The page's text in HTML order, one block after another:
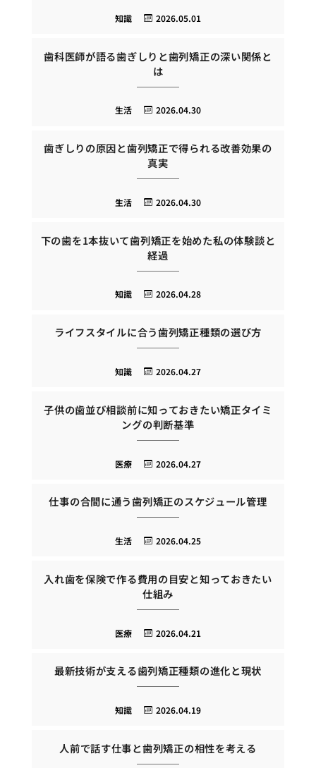
2026.05.01
知識
歯科医師が語る歯ぎしりと歯列矯正の深い関係と
は
2026.04.30
生活
歯ぎしりの原因と歯列矯正で得られる改善効果の
真実
2026.04.30
生活
下の歯を1本抜いて歯列矯正を始めた私の体験談と
経過
2026.04.28
知識
ライフスタイルに合う歯列矯正種類の選び方
2026.04.27
知識
子供の歯並び相談前に知っておきたい矯正タイミ
ングの判断基準
2026.04.27
医療
仕事の合間に通う歯列矯正のスケジュール管理
2026.04.25
生活
入れ歯を保険で作る費用の目安と知っておきたい
仕組み
2026.04.21
医療
最新技術が支える歯列矯正種類の進化と現状
2026.04.19
知識
人前で話す仕事と歯列矯正の相性を考える